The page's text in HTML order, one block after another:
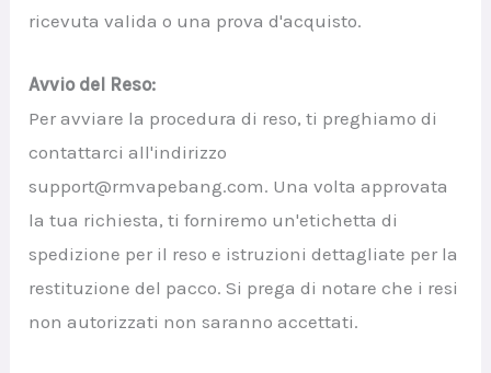
ricevuta valida o una prova d'acquisto.
Avvio del Reso:
Per avviare la procedura di reso, ti preghiamo di
contattarci all'indirizzo
support@rmvapebang.com. Una volta approvata
la tua richiesta, ti forniremo un'etichetta di
spedizione per il reso e istruzioni dettagliate per la
restituzione del pacco. Si prega di notare che i resi
non autorizzati non saranno accettati.